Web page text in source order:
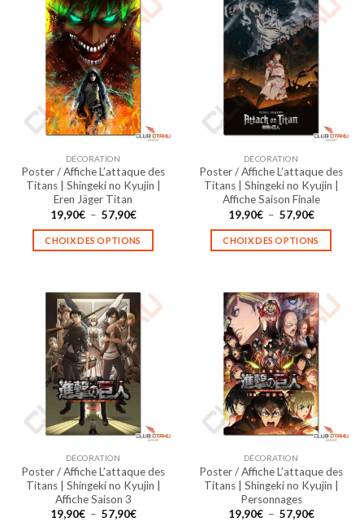
plusieurs
variations.
Les
options
peuvent
être
choisies
sur
page
du
produit
plusieurs
variations.
Les
options
peuvent
être
choisies
sur
page
du
produit
DÉCORATION
Poster / Affiche L’attaque des
Titans | Shingeki no Kyujin |
Eren Jäger Titan
19,90€ – 57,90€Plage
prix :
19,90€
CHOIX DES OPTIONS
a
plusieurs
variations.
Les
options
peuvent
être
choisies
sur
page
du
produit
DÉCORATION
Poster / Affiche L’attaque des
Titans | Shingeki no Kyujin |
Affiche Saison Finale
19,90€ – 57,90€Plage
prix :
19,90€
CHOIX DES OPTIONS
a
plusieurs
variations.
Les
options
peuvent
être
choisies
sur
page
du
produit
DÉCORATION
Poster / Affiche L’attaque des
Titans | Shingeki no Kyujin |
Affiche Saison 3
19,90€ – 57,90€Plage
DÉCORATION
Poster / Affiche L’attaque des
Titans | Shingeki no Kyujin |
Personnages
19,90€ – 57,90€Plage